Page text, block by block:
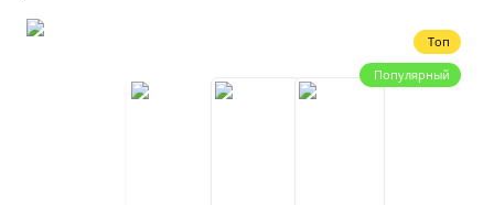
Топ
Популярный